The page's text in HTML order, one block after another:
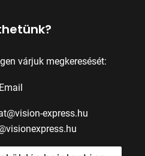
várjuk megkeresését:
Email
express.hu